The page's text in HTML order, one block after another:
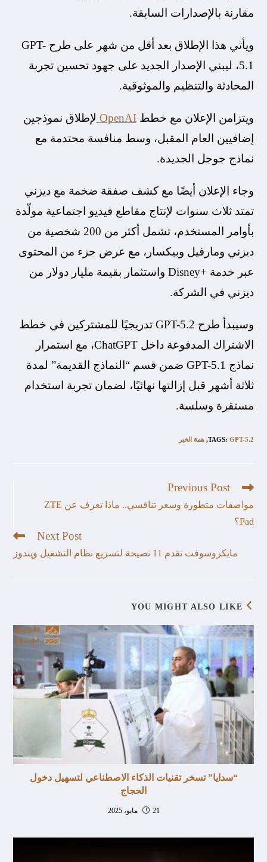
مقارنة بالإصدارات السابقة.
ويأتي هذا الإطلاق بعد أقل من شهر على طرح GPT-
5.1، ليبني الإصدار الجديد على جهود تحسين تجربة
المحادثة والتنظيم والموثوقية.
ويتزامن الإعلان مع خططOpenAI لإطلاق نموذجين
إضافيين العام المقبل، وسط منافسة محتدمة مع
نماذج جوجل الجديدة.
وجاء الإعلان أيضًا مع كشف صفقة ضخمة مع ديزني
تمتد ثلاث سنوات لإنتاج مقاطع فيديو اجتماعية مولّدة
بأوامر المستخدم، تشمل أكثر من 200 شخصية من
ديزني ومارفيل وبيكسار، مع عرض جزء من المحتوى
عبر خدمة +Disney واستثمار بقيمة مليار دولار من
ديزني في الشركة.
وسيبدأ طرح GPT-5.2 تدريجيًا للمشتركين في خطط
الاشتراك المدفوعة داخل ChatGPT، مع استمرار
نماذج GPT-5.1 ضمن قسم “النماذج القديمة” لمدة
ثلاثة أشهر قبل إزالتها نهائيًا، لضمان تجربة استخدام
مستقرة وسلسة.
TAGS: GPT-5.2
, همة الخبر
Previous Post
مواصفات متطورة وسعر تنافسي.. ماذا تعرف عن ZTE
Pad؟
Next Post
مايكروسوفت تقدم 11 نصيحة لتسريع نظام التشغيل ويندوز
YOU MIGHT ALSO LIKE
“سدايا” تسخر تقنيات الذكاء الاصطناعي لتسهيل دخول
الحجاج
21 مايو، 2025